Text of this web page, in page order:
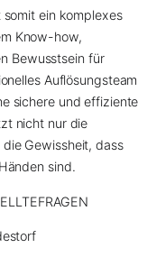
ein komplexes
Know-how,
Bewusstsein für
Auflösungsteam
sichere und effiziente
nicht nur die
Gewissheit, dass
sind.
FRAGEN